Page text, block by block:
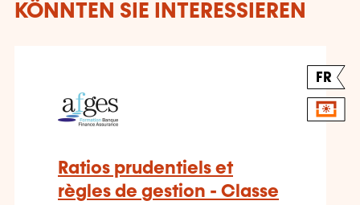
KÖNNTEN SIE INTERESSIEREN
FR
Ratios prudentiels et
règles de gestion - Classe